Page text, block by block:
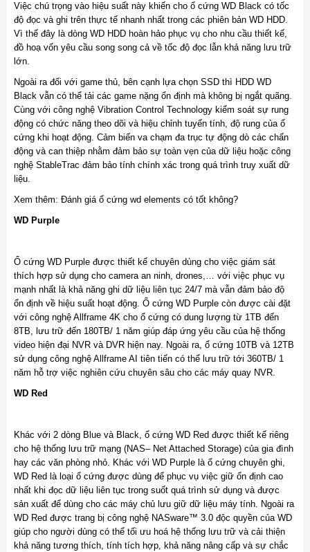
Việc chú trọng vào hiệu suất này khiến cho ổ cứng WD Black có tốc
độ đọc và ghi trên thực tế nhanh nhất trong các phiên bản WD HDD.
Vì thế đây là dòng WD HDD hoàn hảo phục vụ cho nhu cầu thiết kế,
đồ hoạ vốn yêu cầu song song cả về tốc độ đọc lẫn khả năng lưu trữ
lớn.
Ngoài ra đối với game thủ, bên cạnh lựa chọn SSD thì HDD WD
Black vẫn có thể tải các game nặng ổn định mà không bị ngắt quãng.
Cùng với công nghệ Vibration Control Technology kiểm soát sự rung
động có chức năng theo dõi và hiệu chỉnh tuyến tính, độ rung của ổ
cứng khi hoạt động. Cảm biến va chạm đa trục tự động dò các chấn
động và can thiệp nhằm đảm bảo sự toàn vẹn của dữ liệu hoặc công
nghệ StableTrac đảm bảo tính chính xác trong quá trình truy xuất dữ
liệu.
Xem thêm: Đánh giá ổ cứng wd elements có tốt không?
WD Purple
Ổ cứng WD Purple được thiết kế chuyên dùng cho việc giám sát
thích hợp sử dụng cho camera an ninh, drones,… với việc phục vụ
mạnh nhất là khả năng ghi dữ liệu liên tục 24/7 mà vẫn đảm bảo độ
ổn định về hiệu suất hoạt động. Ổ cứng WD Purple còn được cài đặt
với công nghệ Allframe 4K cho ổ cứng có dung lượng từ 1TB đến
8TB, lưu trữ đến 180TB/ 1 năm giúp đáp ứng yêu cầu của hệ thống
video hiện đại NVR và DVR hiện nay. Ngoài ra, ổ cứng 10TB và 12TB
sử dụng công nghệ Allframe AI tiên tiến có thể lưu trữ tới 360TB/ 1
năm hỗ trợ việc nghiên cứu chuyên sâu cho các máy quay NVR.
WD Red
Khác với 2 dòng Blue và Black, ổ cứng WD Red được thiết kế riêng
cho hệ thống lưu trữ mạng (NAS– Net Attached Storage) của gia đình
hay các văn phòng nhỏ. Khác với WD Purple là ổ cứng chuyên ghi,
WD Red là loại ổ cứng được dùng để phục vụ việc giữ ổn định cao
nhất khi đọc dữ liệu liên tục trong suốt quá trình sử dụng và được
sản xuất để dùng cho các máy chủ lưu giữ dữ liệu máy tính. Ngoài ra
WD Red được trang bị công nghệ NASware™ 3.0 độc quyền của WD
giúp cho người dùng có thể tối ưu hoá hệ thống lưu trữ và cải thiện
khả năng tương thích, tính tích hợp, khả năng nâng cấp và sự chắc